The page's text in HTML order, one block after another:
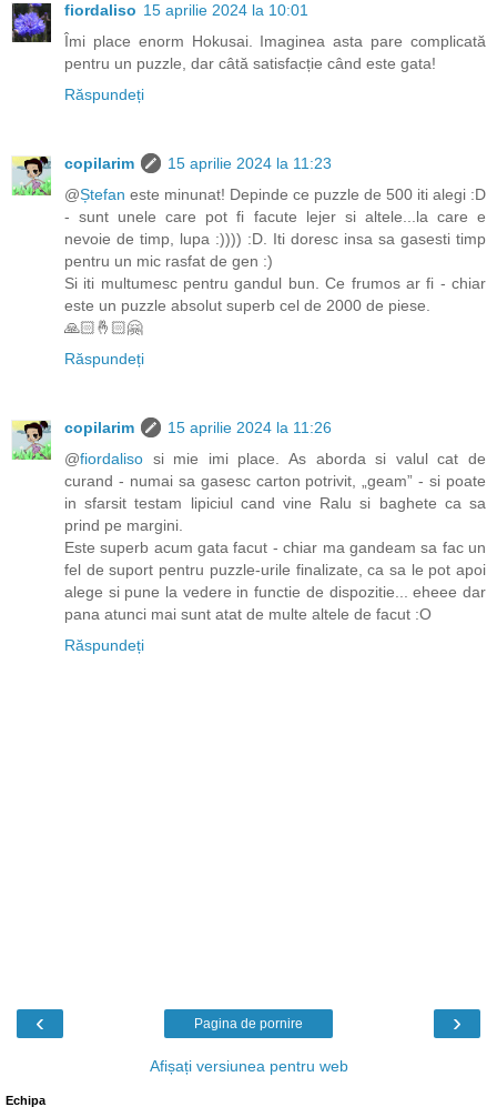
fiordaliso 15 aprilie 2024 la 10:01
Îmi place enorm Hokusai. Imaginea asta pare complicată
pentru un puzzle, dar câtă satisfacție când este gata!
Răspundeți
copilarim
15 aprilie 2024 la 11:23
@Ștefan este minunat! Depinde ce puzzle de 500 iti alegi :D
- sunt unele care pot fi facute lejer si altele...la care e
nevoie de timp, lupa :)))) :D. Iti doresc insa sa gasesti timp
pentru un mic rasfat de gen :)
Si iti multumesc pentru gandul bun. Ce frumos ar fi - chiar
este un puzzle absolut superb cel de 2000 de piese.
🙏🏻🤞🏻🤗
Răspundeți
copilarim
15 aprilie 2024 la 11:26
@fiordaliso si mie imi place. As aborda si valul cat de
curand - numai sa gasesc carton potrivit, „geam” - si poate
in sfarsit testam lipiciul cand vine Ralu si baghete ca sa
prind pe margini.
Este superb acum gata facut - chiar ma gandeam sa fac un
fel de suport pentru puzzle-urile finalizate, ca sa le pot apoi
alege si pune la vedere in functie de dispozitie... eheee dar
pana atunci mai sunt atat de multe altele de facut :O
Răspundeți
‹ ›
Pagina de pornire
Afișați versiunea pentru web
Echipa